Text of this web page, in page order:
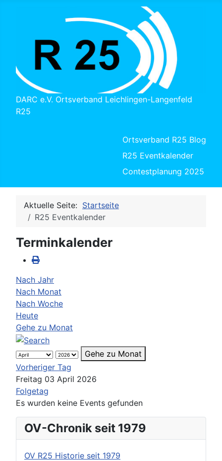
DARC e.V. Ortsverband Leichlingen-Langenfeld
R25
Ortsverband R25 Blog
R25 Eventkalender
Contestplanung 2025
OV-Chronik seit 1979
OV R25 Historie seit 1979
Aktuelle Seite: Startseite
R25 Eventkalender
Terminkalender
Nach Jahr
Nach Monat
Nach Woche
Heute
Gehe zu Monat
Gehe zu Monat
Vorheriger Tag
Freitag 03 April 2026
Folgetag
Es wurden keine Events gefunden